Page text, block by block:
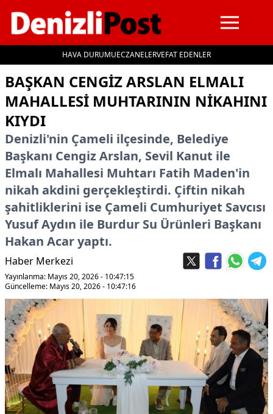
HAVA DURUMUECZANELERVEFAT EDENLER
BAŞKAN CENGİZ ARSLAN ELMALI
MAHALLESİ MUHTARININ NİKAHINI
KIYDI
Denizli'nin Çameli ilçesinde, Belediye
Başkanı Cengiz Arslan, Sevil Kanut ile
Elmalı Mahallesi Muhtarı Fatih Maden'in
nikah akdini gerçekleştirdi. Çiftin nikah
şahitliklerini ise Çameli Cumhuriyet Savcısı
Yusuf Aydın ile Burdur Su Ürünleri Başkanı
Hakan Acar yaptı.
Haber Merkezi
Yayınlanma: Mayıs 20, 2026 - 10:47:15
Güncelleme: Mayıs 20, 2026 - 10:47:16